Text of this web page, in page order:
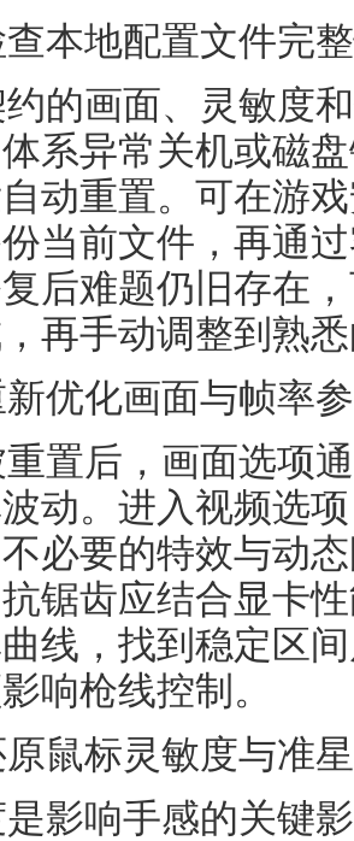
本地配置文件完
的画面、灵敏度
系异常关机或磁
动重置。可在游
当前文件，再通
后难题仍旧存在
再手动调整到熟
优化画面与帧率
置后，画面选项
动。进入视频选
必要的特效与动
锯齿应结合显卡
线，找到稳定区
响枪线控制。
原鼠标灵敏度与准
是影响手感的关键